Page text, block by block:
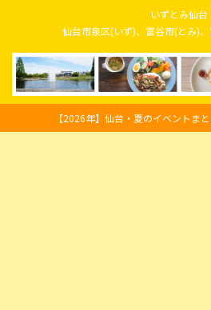
いずとみ仙台
仙台市泉区(いず)、富谷市(とみ)
【2026年】仙台・夏のイベントま